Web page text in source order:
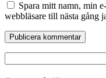
Spara mitt namn, min
webbläsare till nästa gång
efter: